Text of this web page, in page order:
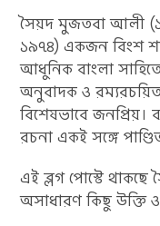
সৈয়দ মুজতবা আলী
১৯৭৪) একজন বিংশ
আধুনিক বাংলা
অনুবাদক ও
বিশেষভাবে
রচনা একই সঙ্গে
এই ব্লগ পোস্টে
অসাধারণ কিছু উক্তি